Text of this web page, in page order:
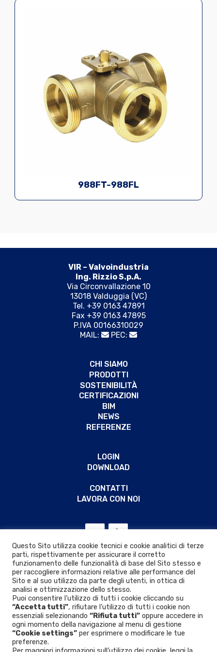
988FT-988FL
VIR – Valvoindustria
Ing. Rizzio S.p.A.
Via Circonvallazione 10
13018 Valduggia (VC)
Tel. +39 0163 47891
Fax +39 0163 47895
P.IVA 00166310029
MAIL:
PEC:
CHI SIAMO
PRODOTTI
SOSTENIBILITÀ
CERTIFICAZIONI
BIM
NEWS
REFERENZE
LOGIN
DOWNLOAD
CONTATTI
LAVORA CON NOI
Privacy & Cookie policy
Questo Sito utilizza cookie tecnici e cookie analitici di terze
parti, rispettivamente per assicurare il corretto
funzionamento delle funzionalità di base del Sito stesso e
per raccogliere informazioni relative alle performance del
Sito e al suo utilizzo da parte degli utenti, in ottica di
analisi e ottimizzazione dello stesso.
Puoi consentire l’utilizzo di tutti i cookie cliccando su
“Accetta tutti”, rifiutare l’utilizzo di tutti i cookie non
essenziali selezionando “Rifiuta tutti” oppure accedere in
ogni momento della navigazione al menu di gestione
“Cookie settings” per esprimere o modificare le tue
preferenze.